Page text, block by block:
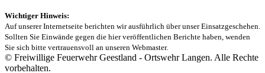
Wichtiger Hinweis:
Auf unserer Internetseite berichten wir ausführlich über unser Einsatzgeschehen.
Sollten Sie Einwände gegen die hier veröffentlichen Berichte haben, wenden
Sie sich bitte vertrauensvoll an unseren Webmaster.
© Freiwillige Feuerwehr Geestland - Ortswehr Langen. Alle Rechte
vorbehalten.